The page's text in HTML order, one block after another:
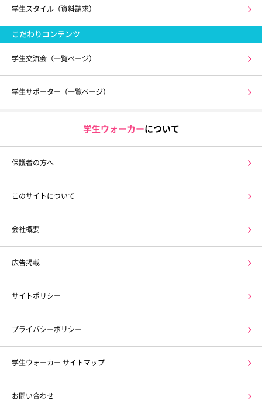
学生スタイル（資料請求）
こだわりコンテンツ
学生交流会（一覧ページ）
学生サポーター（一覧ページ）
学生ウォーカーについて
保護者の方へ
このサイトについて
会社概要
広告掲載
サイトポリシー
プライバシーポリシー
学生ウォーカー サイトマップ
お問い合わせ